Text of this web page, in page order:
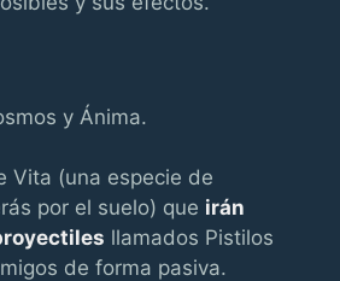
y Ánima.
Vita (una especie de
por el suelo) que irán
llamados Pistilos
de forma pasiva.